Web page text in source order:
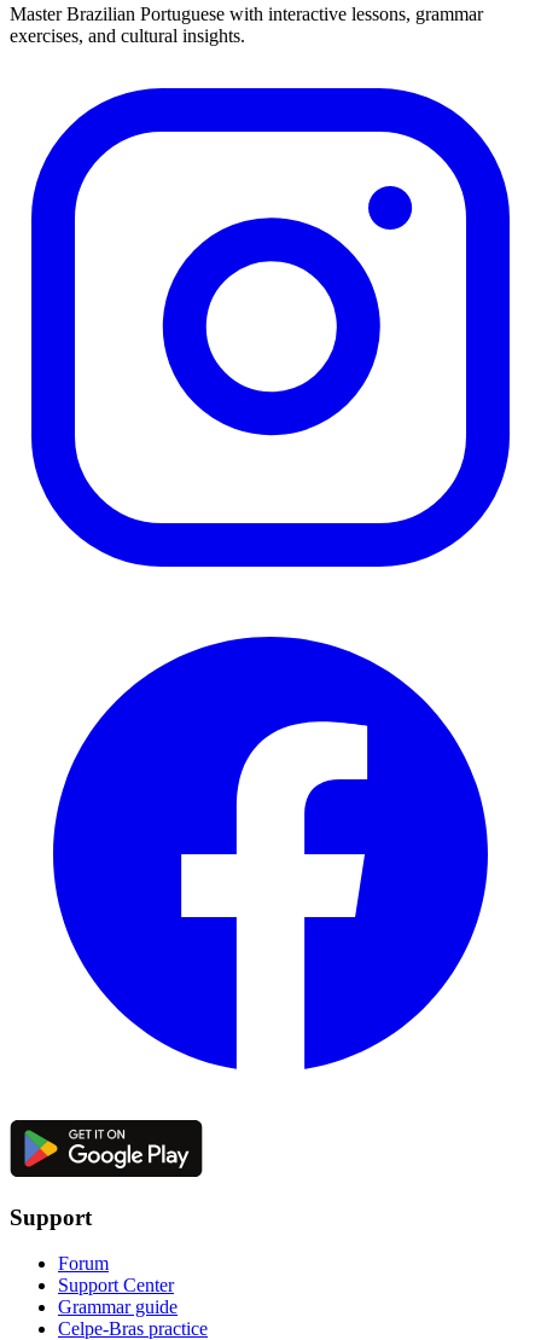
Master Brazilian Portuguese with interactive lessons, grammar
exercises, and cultural insights.
Support
Forum
Support Center
Grammar guide
Celpe-Bras practice